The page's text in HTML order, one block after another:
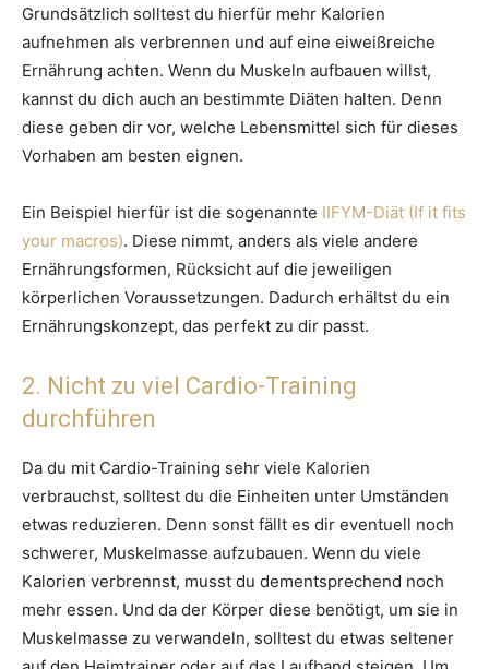
Grundsätzlich solltest du hierfür mehr Kalorien
aufnehmen als verbrennen und auf eine eiweißreiche
Ernährung achten. Wenn du Muskeln aufbauen willst,
kannst du dich auch an bestimmte Diäten halten. Denn
diese geben dir vor, welche Lebensmittel sich für dieses
Vorhaben am besten eignen.
Ein Beispiel hierfür ist die sogenannte IIFYM-Diät (If it fits
your macros). Diese nimmt, anders als viele andere
Ernährungsformen, Rücksicht auf die jeweiligen
körperlichen Voraussetzungen. Dadurch erhältst du ein
Ernährungskonzept, das perfekt zu dir passt.
2. Nicht zu viel Cardio-Training
durchführen
Da du mit Cardio-Training sehr viele Kalorien
verbrauchst, solltest du die Einheiten unter Umständen
etwas reduzieren. Denn sonst fällt es dir eventuell noch
schwerer, Muskelmasse aufzubauen. Wenn du viele
Kalorien verbrennst, musst du dementsprechend noch
mehr essen. Und da der Körper diese benötigt, um sie in
Muskelmasse zu verwandeln, solltest du etwas seltener